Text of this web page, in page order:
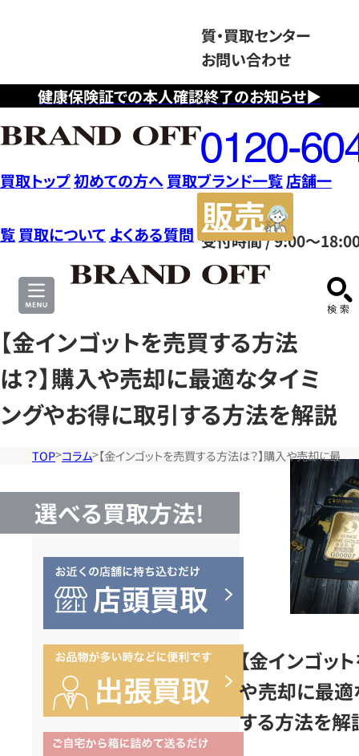
健康保険証での本人確認終了のお知らせ▶
質・買取センター
お問い合わせ
フ
リ
ー
ダ
イ
ヤ
ル
0120604117
受付時間 / 9:00～
買取トップ初めての方へ 買取ブランド一覧店舗一
覧 買取について よくある質問
サ
【金インゴットを売買する方法
は？】購入や売却に最適なタイミ
ングやお得に取引する方法を解説
TOP コラム 【金インゴットを売買する方法は？】購入や売却に最
選べる買取方法!
【金インゴッ
や売却に最適
する方法を解